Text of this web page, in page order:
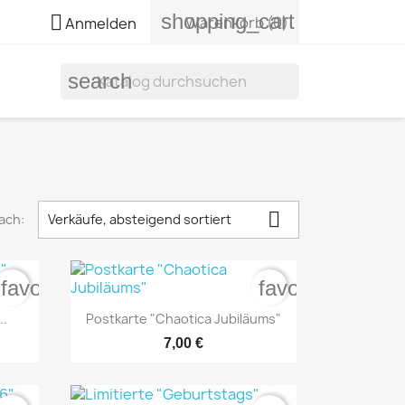
Anmelden shopping_cart
Warenkorb(0)
search
Verkäufe, absteigend sortiert 
favorite_border
 Vorschau
Postkarte "Chaotica Jubiläums"
7,00 €
favorite_border